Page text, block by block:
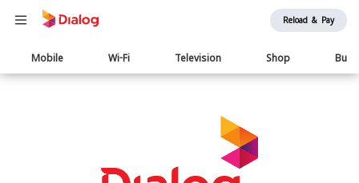
Reload & Pay
Main
navigation
Mobile Wi-Fi Television Shop